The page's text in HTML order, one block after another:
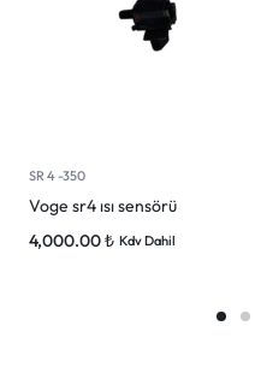
SR 4 -350
Voge sr4 ısı sensörü
4,000.00₺ Kdv Dahil